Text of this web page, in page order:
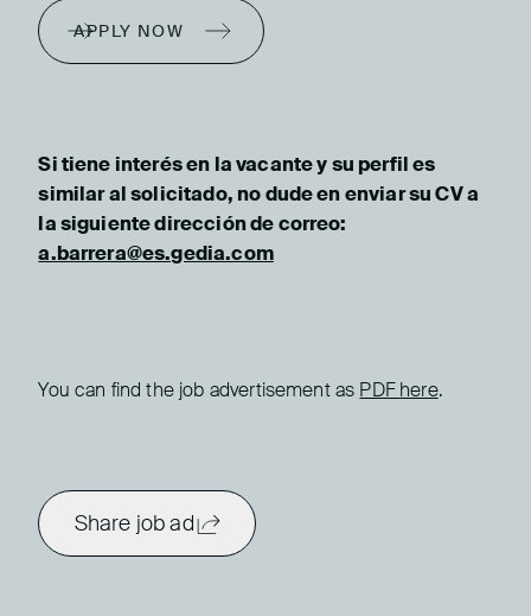
APPLY NOW
Si tiene interés en la vacante y su perfil es
similar al solicitado, no dude en enviar su CV a
la siguiente dirección de correo:
a.barrera@es.gedia.com
You can find the job advertisement as PDF here.
Share job ad